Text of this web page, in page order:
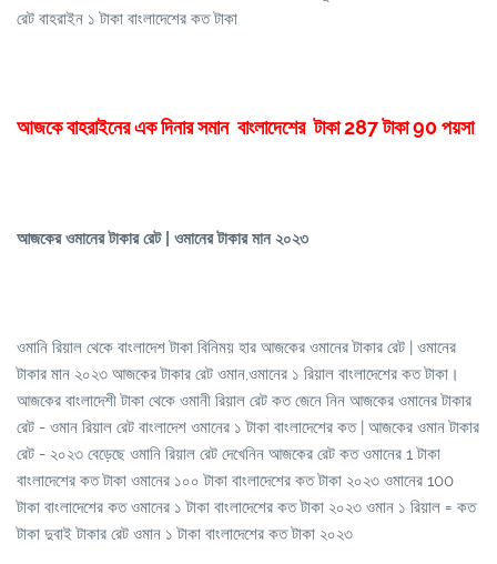
রেট বাহরাইন ১ টাকা বাংলাদেশের কত টাকা
আজকে বাহরাইনের এক দিনার সমান বাংলাদেশের টাকা 287 টাকা 90 পয়সা
আজকের ওমানের টাকার রেট | ওমানের টাকার মান ২০২৩
ওমানি রিয়াল থেকে বাংলাদেশ টাকা বিনিময় হার আজকের ওমানের টাকার রেট | ওমানের
টাকার মান ২০২৩ আজকের টাকার রেট ওমান,ওমানের ১ রিয়াল বাংলাদেশের কত টাকা।
আজকের বাংলাদেশী টাকা থেকে ওমানী রিয়াল রেট কত জেনে নিন আজকের ওমানের টাকার
রেট - ওমান রিয়াল রেট বাংলাদেশ ওমানের ১ টাকা বাংলাদেশের কত | আজকের ওমান টাকার
রেট - ২০২৩ বেড়েছে ওমানি রিয়াল রেট দেখেনিন আজকের রেট কত ওমানের 1 টাকা
বাংলাদেশের কত টাকা ওমানের ১০০ টাকা বাংলাদেশের কত টাকা ২০২৩ ওমানের 100
টাকা বাংলাদেশের কত ওমানের ১ টাকা বাংলাদেশের কত টাকা ২০২৩ ওমান ১ রিয়াল = কত
টাকা দুবাই টাকার রেট ওমান ১ টাকা বাংলাদেশের কত টাকা ২০২৩